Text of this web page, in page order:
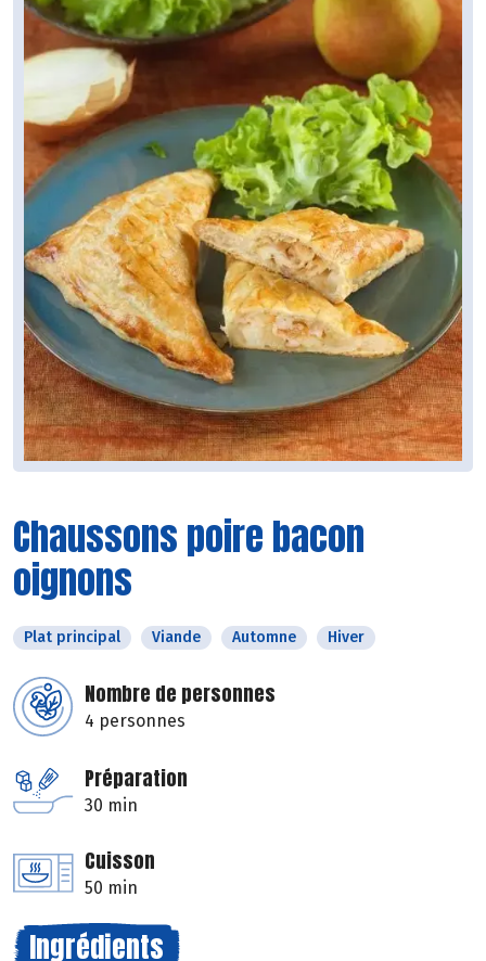
Chaussons poire bacon
oignons
Plat principal Viande Automne Hiver
Nombre de personnes
4 personnes
Préparation
30 min
Cuisson
50 min
Ingrédients